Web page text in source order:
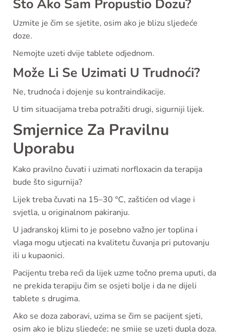
Što Ako Sam Propustio Dozu?
Uzmite je čim se sjetite, osim ako je blizu sljedeće
doze.
Nemojte uzeti dvije tablete odjednom.
Može Li Se Uzimati U Trudnoći?
Ne, trudnoća i dojenje su kontraindikacije.
U tim situacijama treba potražiti drugi, sigurniji lijek.
Smjernice Za Pravilnu
Uporabu
Kako pravilno čuvati i uzimati norfloxacin da terapija
bude što sigurnija?
Lijek treba čuvati na 15–30 °C, zaštićen od vlage i
svjetla, u originalnom pakiranju.
U jadranskoj klimi to je posebno važno jer toplina i
vlaga mogu utjecati na kvalitetu čuvanja pri putovanju
ili u kupaonici.
Pacijentu treba reći da lijek uzme točno prema uputi, da
ne prekida terapiju čim se osjeti bolje i da ne dijeli
tablete s drugima.
Ako se doza zaboravi, uzima se čim se pacijent sjeti,
osim ako je blizu sljedeće; ne smije se uzeti dupla doza.